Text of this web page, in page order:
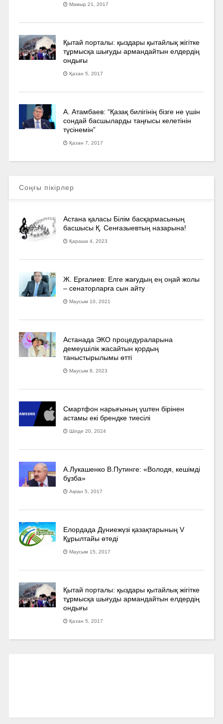
Мамыр 21, 2017
Қытай порталы: қыздары қытайлық жігітке
тұрмысқа шығуды армандайтын елдердің
ондығы
Қазан 5, 2017
А. Атамбаев: “Қазақ билігінің бізге не үшін
сондай басшыларды таңғысы келетінін
түсінемін”
Қазан 7, 2017
Соңғы пікірлер
Астана қаласы Білім басқармасының
басшысы Қ. Сенғазыевтың назарына!
Қараша 4, 2023
Ж. Ерғалиев: Елге жағудың ең оңай жолы
– сенаторларға сын айту
Маусым 10, 2021
Астанада ЭКО процедураларына
демеушілік жасайтын қордың
таныстырылымы өтті
Маусым 8, 2023
Смартфон нарығының үштен бірінен
астамы екі брендке тиесілі
Шілде 20, 2024
А.Лукашенко В.Путинге: «Володя, кешімді
бұзба»
Ақпан 5, 2017
Елордада Дүниежүзі қазақтарының V
Құрылтайы өтеді
Маусым 15, 2017
Қытай порталы: қыздары қытайлық жігітке
тұрмысқа шығуды армандайтын елдердің
ондығы
Қазан 5, 2017